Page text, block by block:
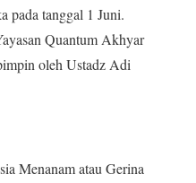
pada tanggal 1 Juni.
Quantum Akhyar
oleh Ustadz Adi
Menanam atau Gerina